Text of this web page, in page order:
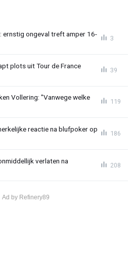
ernstig ongeval treft amper 16-
3
plots uit Tour de France
39
Vollering: "Vanwege welke
119
reactie na blufpoker op
186
verlaten na
208
Ad by Refinery89